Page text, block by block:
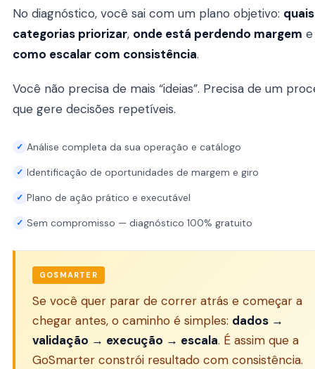
No diagnóstico, você sai com um plano objetivo: quais
categorias priorizar, onde está perdendo margem e
como escalar com consistência.
Você não precisa de mais “ideias”. Precisa de um
que gere decisões repetíveis.
✓ Análise completa da sua operação e catálogo
✓ Identificação de oportunidades de margem e giro
✓ Plano de ação prático e executável
✓ Sem compromisso — diagnóstico 100% gratuito
GOSMARTER
Se você quer parar de correr atrás e começar a
chegar antes, o caminho é simples: dados →
validação → execução → escala. É assim que a
GoSmarter constrói resultado com consistência.